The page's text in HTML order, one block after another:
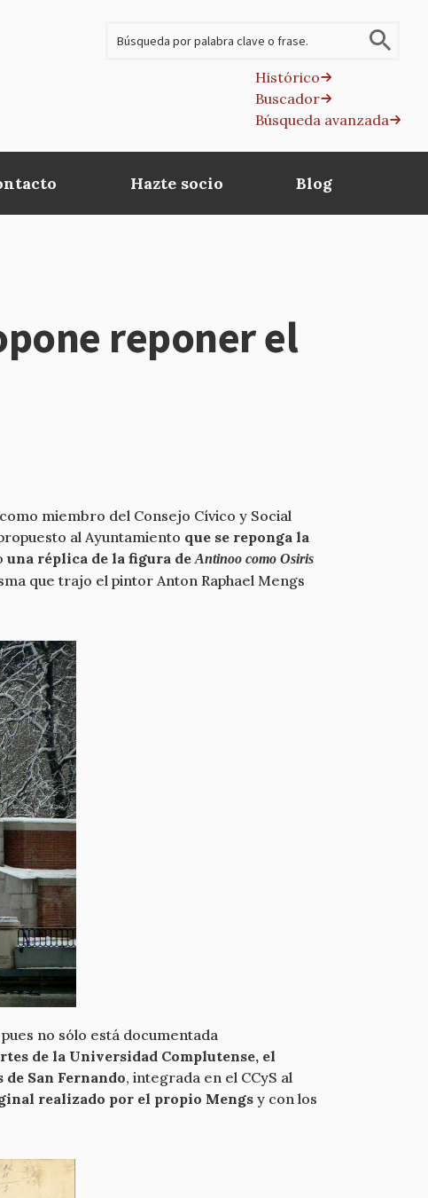
Histórico
Buscador
Búsqueda avanzada
Hazte socio Blog
reponer el
miembro del Consejo Cívico y Social
al Ayuntamiento que se reponga la
una réplica de la figura deAntinoo como Osiris
que trajo el pintor Anton Raphael Mengs
no sólo está documentada
de la Universidad Complutense, el
San Fernando, integrada en el CCyS al
realizado por el propio Mengsy con los